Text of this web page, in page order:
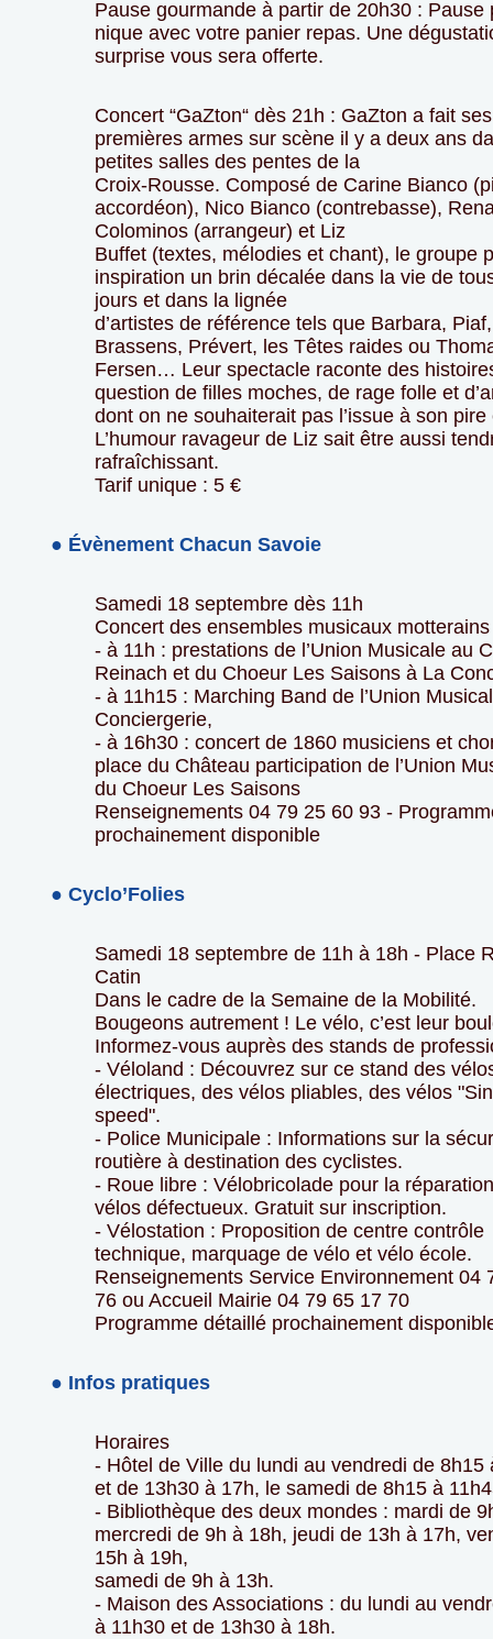
Pause gourmande à partir de 20h30 : Pause
nique avec votre panier repas. Une
surprise vous sera offerte.
Concert “GaZton“ dès 21h : GaZton a fait ses
premières armes sur scène il y a deux ans
petites salles des pentes de la
Croix-Rousse. Composé de Carine Bianco
accordéon), Nico Bianco (contrebasse),
Colominos (arrangeur) et Liz
Buffet (textes, mélodies et chant), le groupe
inspiration un brin décalée dans la vie de
jours et dans la lignée
d’artistes de référence tels que Barbara,
Brassens, Prévert, les Têtes raides ou
Fersen… Leur spectacle raconte des
question de filles moches, de rage folle et
dont on ne souhaiterait pas l’issue à son pire
L’humour ravageur de Liz sait être aussi
rafraîchissant.
Tarif unique : 5 €
● Évènement Chacun Savoie
Samedi 18 septembre dès 11h
Concert des ensembles musicaux
- à 11h : prestations de l’Union Musicale au
Reinach et du Choeur Les Saisons à La
- à 11h15 : Marching Band de l’Union
Conciergerie,
- à 16h30 : concert de 1860 musiciens et
place du Château participation de l’Union
du Choeur Les Saisons
Renseignements 04 79 25 60 93 -
prochainement disponible
● Cyclo’Folies
Samedi 18 septembre de 11h à 18h - Place
Catin
Dans le cadre de la Semaine de la Mobilité.
Bougeons autrement ! Le vélo, c’est leur
Informez-vous auprès des stands de
- Véloland : Découvrez sur ce stand des
électriques, des vélos pliables, des vélos
speed".
- Police Municipale : Informations sur la
routière à destination des cyclistes.
- Roue libre : Vélobricolade pour la
vélos défectueux. Gratuit sur inscription.
- Vélostation : Proposition de centre contrôle
technique, marquage de vélo et vélo école.
Renseignements Service Environnement 04
76 ou Accueil Mairie 04 79 65 17 70
Programme détaillé prochainement
● Infos pratiques
Horaires
- Hôtel de Ville du lundi au vendredi de 8h15
et de 13h30 à 17h, le samedi de 8h15 à
- Bibliothèque des deux mondes : mardi de
mercredi de 9h à 18h, jeudi de 13h à 17h,
15h à 19h,
samedi de 9h à 13h.
- Maison des Associations : du lundi au
à 11h30 et de 13h30 à 18h.